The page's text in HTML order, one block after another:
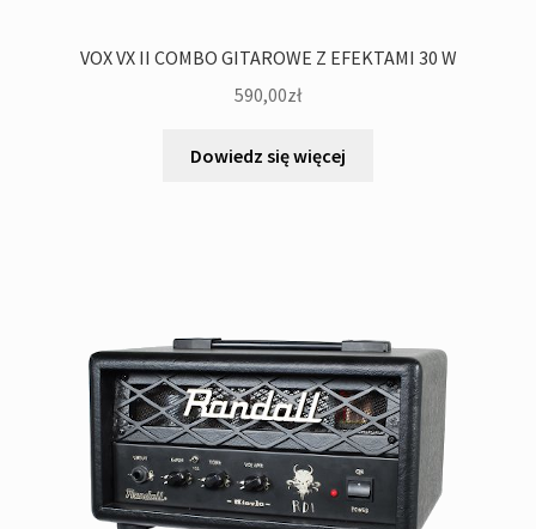
VOX VX II COMBO GITAROWE Z EFEKTAMI 30 W
590,00zł
Dowiedz się więcej